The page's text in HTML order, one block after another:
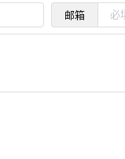
邮箱